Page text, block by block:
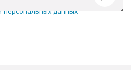
персональных данных